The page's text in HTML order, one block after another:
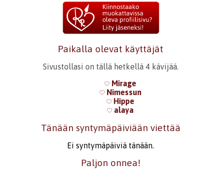
Paikalla olevat käyttäjät
Sivustollasi on tällä hetkellä 4 kävijää.
Mirage
Nimessun
Hippe
alaya
Tänään syntymäpäiviään viettää
Ei syntymäpäiviä tänään.
Paljon onnea!